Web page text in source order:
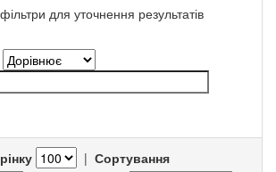
для уточнення результатів
| Сортування